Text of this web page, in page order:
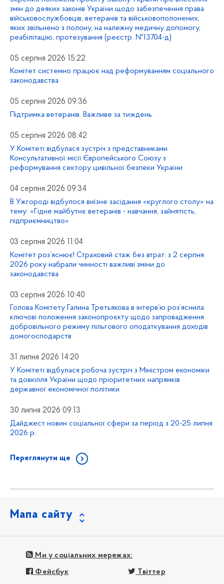
змін до деяких законів України щодо забезпечення права
військовослужбовців, ветеранів та військовополонених,
яких звільнено з полону, на належну медичну допомогу,
реабілітацію, протезування (реєстр. №13704-д)
05 серпня 2026 15:22
Комітет системно працює над реформуванням соціального
законодавства
05 серпня 2026 09:36
Підтримка ветеранів. Важливе за тиждень
05 серпня 2026 08:42
У Комітеті відбулася зустріч з представниками
Консультативної місії Європейського Союзу з
реформування сектору цивільної безпеки України
04 серпня 2026 09:34
В Ужгороді відбулося виїзне засідання «круглого столу» на
тему: «Гідне майбутнє ветеранів - навчання, зайнятість,
підприємництво»
03 серпня 2026 11:04
Комітет роз’яснює! Страховий стаж без втрат: з 2 серпня
2026 року набрали чинності важливі зміни до
законодавства
03 серпня 2026 10:40
Голова Комітету Галина Третьякова в інтерв’ю роз’яснила
ключові положення законопроєкту щодо запровадження
добровільного режиму пільгового оподаткування доходів
домогосподарств
31 липня 2026 14:20
У Комітеті відбулася робоча зустріч з Міністром економіки
та довкілля України щодо пріоритетних напрямків
державної економічної політики
30 липня 2026 09:13
Дайджест новин соціальної сфери за період з 20-25 липня
2026 р.
Переглянути ще
Мапа сайту
Ми у соціальних мережах:
Фейсбук Твіттер